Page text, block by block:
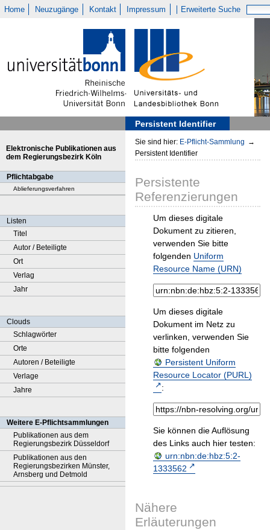
Home Neuzugänge Kontakt Impressum Erweiterte Suche
Persistent Identifier
Elektronische Publikationen aus
dem Regierungsbezirk Köln
Pflichtabgabe
Ablieferungsverfahren
Listen
Titel
Autor / Beteiligte
Ort
Verlag
Jahr
Clouds
Schlagwörter
Orte
Autoren / Beteiligte
Verlage
Jahre
Weitere E-Pflichtsammlungen
Publikationen aus dem
Regierungsbezirk Düsseldorf
Publikationen aus den
Regierungsbezirken Münster,
Arnsberg und Detmold
Sie sind hier: E-Pflicht-Sammlung →
Persistent Identifier
Persistente
Referenzierungen
Um dieses digitale
Dokument zu zitieren,
verwenden Sie bitte
folgenden Uniform
Resource Name (URN)
Um dieses digitale
Dokument im Netz zu
verlinken, verwenden Sie
bitte folgenden
Persistent Uniform
Resource Locator (PURL)
:
Sie können die Auflösung
des Links auch hier testen:
urn:nbn:de:hbz:5:2-
1333562
Nähere
Erläuterungen